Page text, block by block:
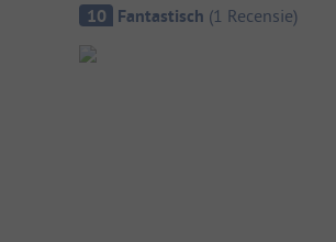
Camping overzicht
10 Fantastisch (1 Recensie)